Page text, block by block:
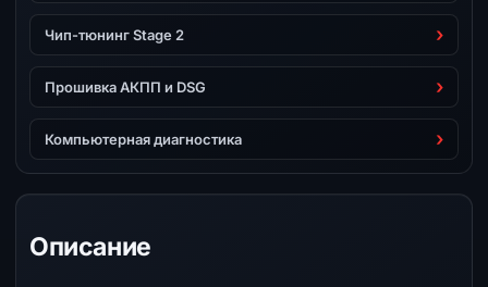
Чип-тюнинг Stage 2
Прошивка АКПП и DSG
Компьютерная диагностика
Описание